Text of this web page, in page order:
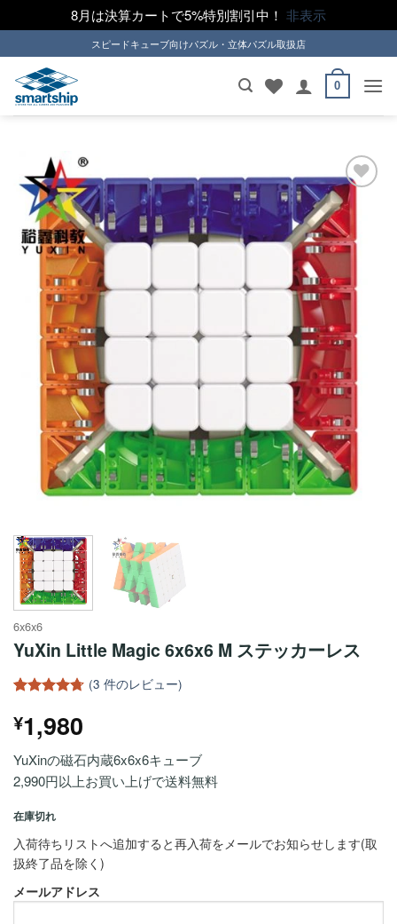
8月は決算カートで5%特別割引中！ 非表示
to
content
スピードキューブ向けパズル・立体パズル取扱店
0
ほし
い！
6x6x6
YuXin Little Magic 6x6x6 M ステッカーレス
者評価に
基づく5段
うち、
4.67点
(3 件のレビュー)
¥1,980
YuXinの磁石内蔵6x6x6キューブ
2,990円以上お買い上げで送料無料
在庫切れ
入荷待ちリストへ追加すると再入荷をメールでお知らせします(取
扱終了品を除く)
メールアドレス